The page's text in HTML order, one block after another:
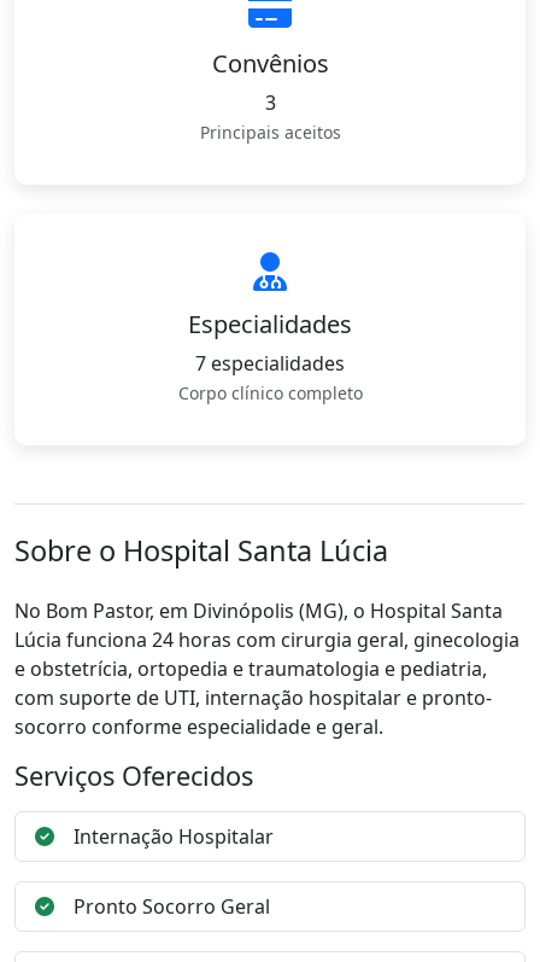
Convênios
3
Principais aceitos
Especialidades
7 especialidades
Corpo clínico completo
Sobre o Hospital Santa Lúcia
No Bom Pastor, em Divinópolis (MG), o Hospital Santa
Lúcia funciona 24 horas com cirurgia geral, ginecologia
e obstetrícia, ortopedia e traumatologia e pediatria,
com suporte de UTI, internação hospitalar e pronto-
socorro conforme especialidade e geral.
Serviços Oferecidos
Internação Hospitalar
Pronto Socorro Geral